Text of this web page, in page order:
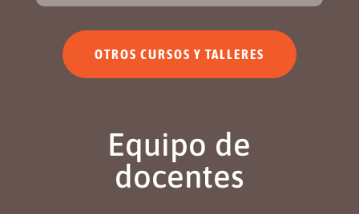
OTROS CURSOS Y TALLERES
Equipo de
docentes